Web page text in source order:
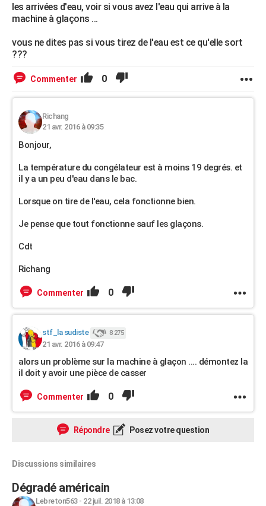
les arrivées d'eau, voir si vous avez l'eau qui arrive à la
machine à glaçons ...
vous ne dites pas si vous tirez de l'eau est ce qu'elle sort
???
Commenter 0
Richang
21 avr. 2016 à 09:35
Bonjour,
La température du congélateur est à moins 19 degrés. et
il y a un peu d'eau dans le bac.
Lorsque on tire de l'eau, cela fonctionne bien.
Je pense que tout fonctionne sauf les glaçons.
Cdt
Richang
Commenter 0
stf_la sudiste 8 275
21 avr. 2016 à 09:47
alors un problème sur la machine à glaçon .... démontez la
il doit y avoir une pièce de casser
Commenter 0
Répondre Posez votre question
Discussions similaires
Dégradé américain
Lebreton563- 22 juil. 2018 à 13:08